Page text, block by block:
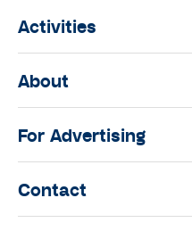
Activities
About
For Advertising
Contact